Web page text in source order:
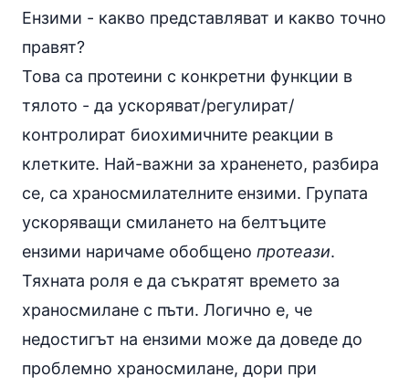
Ензими - какво представляват и какво точно
правят?
Това са протеини с конкретни функции в
тялото - да ускоряват/регулират/
контролират биохимичните реакции в
клетките. Най-важни за храненето, разбира
се, са храносмилателните ензими. Групата
ускоряващи смилането на белтъците
ензими наричаме обобщено протеази.
Тяхната роля е да съкратят времето за
храносмилане с пъти. Логично е, че
недостигът на ензими може да доведе до
проблемно храносмилане, дори при